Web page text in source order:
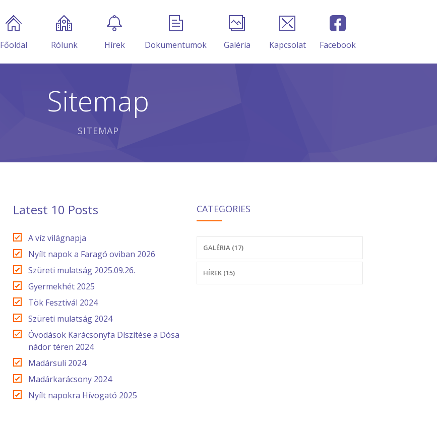
Főoldal Rólunk Hírek Dokumentumok Galéria Kapcsolat Facebook
Sitemap
SITEMAP
Latest 10 Posts
A víz világnapja
Nyílt napok a Faragó oviban 2026
Szüreti mulatság 2025.09.26.
Gyermekhét 2025
Tök Fesztivál 2024
Szüreti mulatság 2024
Óvodások Karácsonyfa Díszítése a Dósa
nádor téren 2024
Madársuli 2024
Madárkarácsony 2024
Nyílt napokra Hívogató 2025
CATEGORIES
GALÉRIA (17)
HÍREK (15)